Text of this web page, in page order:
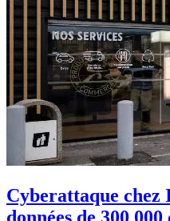
Cyberattaque chez